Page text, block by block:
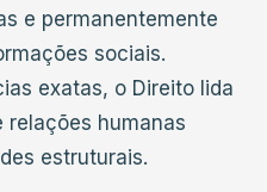
e permanentemente
sociais.
exatas, o Direito lida
relações humanas
estruturais.